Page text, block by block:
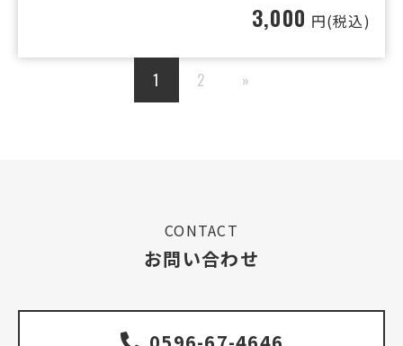
3,000 円(税込)
送
1 2 »
CONTACT
お問い合わせ